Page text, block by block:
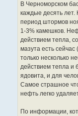
В Черноморском
каждые десять лет.
период штормов
1-3% камешков.
действием тепла,
мазута есть сейчас
только несколько
действием тепла и
ядовита, и для
Самое страшное
нефть легко
По информации,